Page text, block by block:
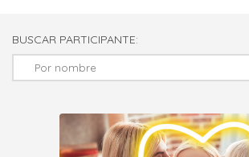
BUSCAR PARTICIPANTE: